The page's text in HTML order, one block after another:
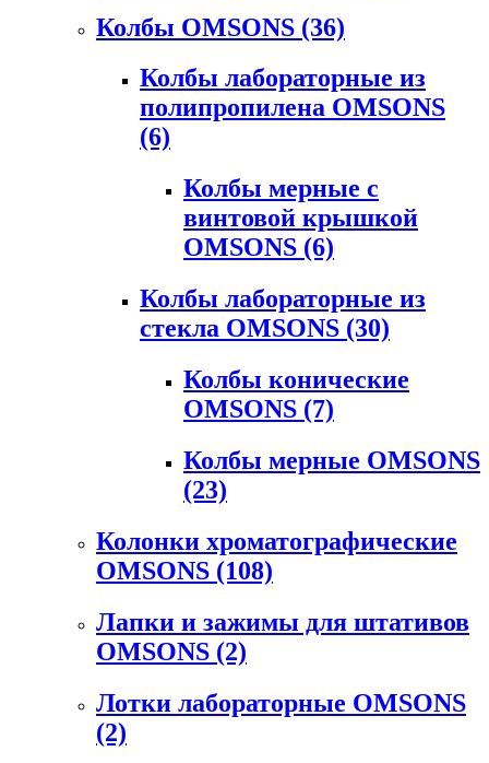
Колбы OMSONS (36)
Колбы лабораторные из
полипропилена OMSONS
(6)
Колбы мерные с
винтовой крышкой
OMSONS (6)
Колбы лабораторные из
стекла OMSONS (30)
Колбы конические
OMSONS (7)
Колбы мерные OMSONS
(23)
Колонки хроматографические
OMSONS (108)
Лапки и зажимы для штативов
OMSONS (2)
Лотки лабораторные OMSONS
(2)